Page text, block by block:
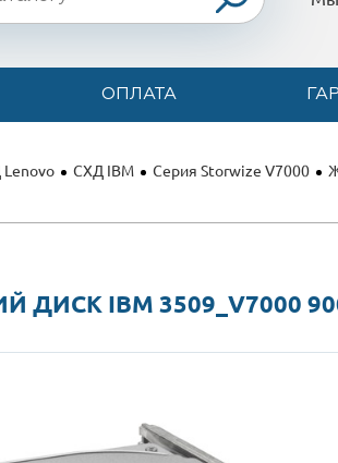
ОПЛАТА
СХД IBM Серия Storwize V7000
ДИСК IBM 3509_V7000